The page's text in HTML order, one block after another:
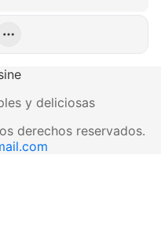
y deliciosas
derechos reservados.